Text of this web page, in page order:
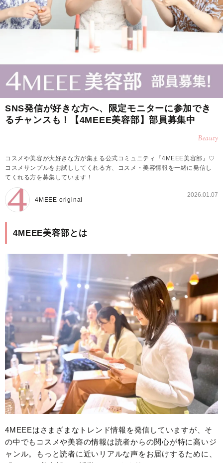
SNS発信が好きな方へ、限定モニターに参加でき
るチャンスも！【4MEEE美容部】部員募集中
Beauty
コスメや美容が大好きな方が集まる公式コミュニティ『4MEEE美容部』♡
コスメサンプルをお試ししてくれる方、コスメ・美容情報を一緒に発信し
てくれる方を募集しています！
4MEEE original
2026.01.07
4MEEE美容部とは
4MEEEはさまざまなトレンド情報を発信していますが、そ
の中でもコスメや美容の情報は読者からの関心が特に高いジ
ャンル。もっと読者に近いリアルな声をお届けするために、